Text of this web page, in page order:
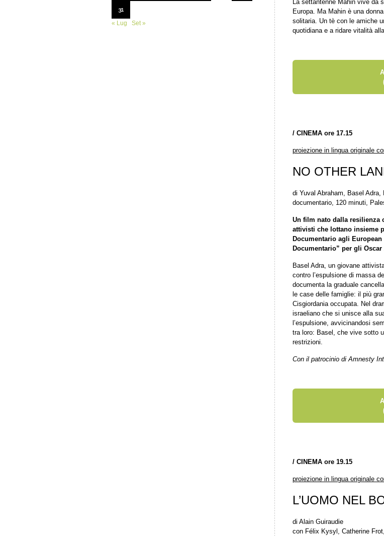
La settantenne Mahin vive da
Europa. Ma Mahin è una
solitaria. Un tè con le amiche
quotidiana e a ridare vitalità
/ CINEMA ore 17.15
proiezione in lingua originale
NO OTHER
di Yuval Abraham, Basel
documentario, 120 minuti,
Un film nato dalla resilienza
attivisti che lottano insieme
Documentario agli
Documentario” per gli Oscar
Basel Adra, un giovane
contro l’espulsione di massa
documenta la graduale
le case delle famiglie: il più
Cisgiordania occupata. Nel
israeliano che si unisce alla
l’espulsione, avvicinandosi
tra loro: Basel, che vive sotto
restrizioni.
Con il patrocinio di Amnesty
/ CINEMA ore 19.15
proiezione in lingua originale
L’UOMO NEL
di Alain Guiraudie
con Félix Kysyl, Catherine
31
« Lug
Set »